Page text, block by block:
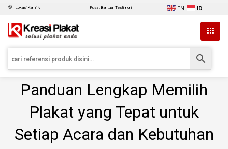
Lokasi Kami ↘ Pusat BantuanTestimoni EN ID
Panduan Lengkap Memilih
Plakat yang Tepat untuk
Setiap Acara dan Kebutuhan